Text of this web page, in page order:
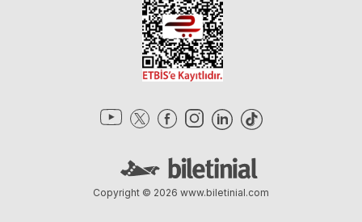
Copyright © 2026 www.biletinial.com